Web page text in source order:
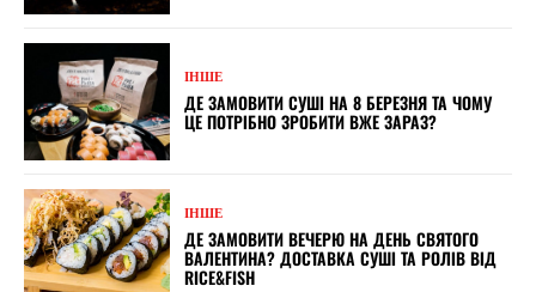
ІНШЕ
ДЕ ЗАМОВИТИ СУШІ НА 8 БЕРЕЗНЯ ТА ЧОМУ
ЦЕ ПОТРІБНО ЗРОБИТИ ВЖЕ ЗАРАЗ?
ІНШЕ
ДЕ ЗАМОВИТИ ВЕЧЕРЮ НА ДЕНЬ СВЯТОГО
ВАЛЕНТИНА? ДОСТАВКА СУШІ ТА РОЛІВ ВІД
RICE&FISH